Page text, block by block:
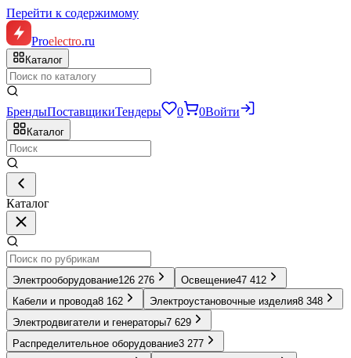
Перейти к содержимому
Proelectro.ru
Каталог
БрендыПоставщикиТендеры 0 0Войти
Каталог
Каталог
Электрооборудование126 276 Освещение47 412
Кабели и провода8 162 Электроустановочные изделия8 348
Электродвигатели и генераторы7 629
Распределительное оборудование3 277